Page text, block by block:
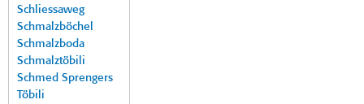
Schliessaweg
Schmalzböchel
Schmalzboda
Schmalztöbili
Schmed Sprengers
Töbili